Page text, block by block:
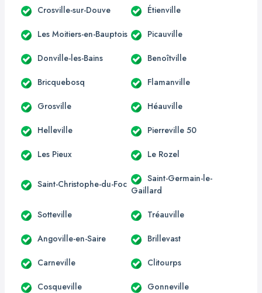
Crosville-sur-Douve Étienville
Les Moitiers-en-Bauptois Picauville
Donville-les-Bains Benoîtville
Bricquebosq Flamanville
Grosville Héauville
Helleville Pierreville 50
Les Pieux Le Rozel
Saint-Christophe-du-Foc
Saint-Germain-le-
Gaillard
Sotteville Tréauville
Angoville-en-Saire Brillevast
Carneville Clitourps
Cosqueville Gonneville